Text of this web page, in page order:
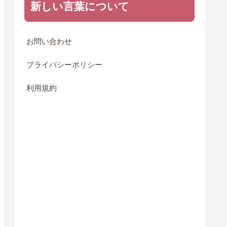
新しい言葉について
お問い合わせ
プライバシーポリシー
利用規約